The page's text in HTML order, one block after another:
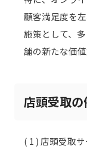
顧客満足度を
施策として、
舗の新たな価
店頭受取の
( 1 ) 店頭受取